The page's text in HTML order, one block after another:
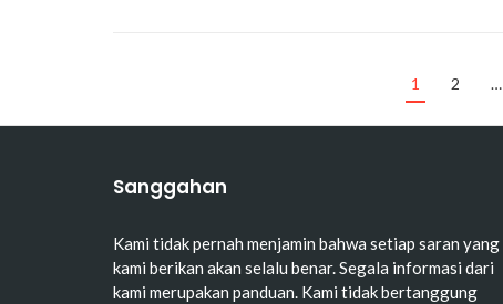
1 2 …
Sanggahan
Kami tidak pernah menjamin bahwa setiap saran yang
kami berikan akan selalu benar. Segala informasi dari
kami merupakan panduan. Kami tidak bertanggung